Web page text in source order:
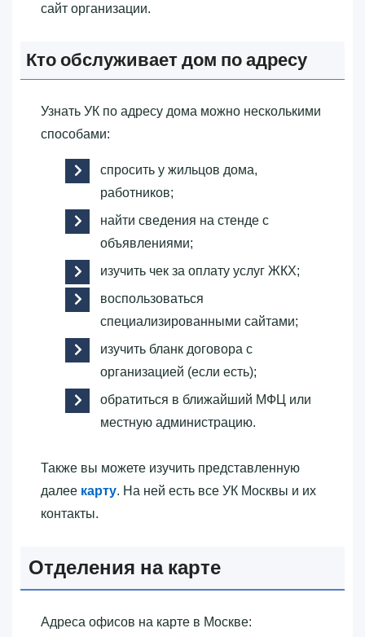
сайт организации.
Кто обслуживает дом по адресу
Узнать УК по адресу дома можно несколькими
способами:
спросить у жильцов дома,
работников;
найти сведения на стенде с
объявлениями;
изучить чек за оплату услуг ЖКХ;
воспользоваться
специализированными сайтами;
изучить бланк договора с
организацией (если есть);
обратиться в ближайший МФЦ или
местную администрацию.
Также вы можете изучить представленную
далее карту. На ней есть все УК Москвы и их
контакты.
Отделения на карте
Адреса офисов на карте в Москве: